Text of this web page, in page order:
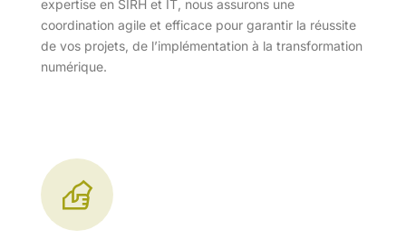
expertise en SIRH et IT, nous assurons une
coordination agile et efficace pour garantir la réussite
de vos projets, de l’implémentation à la transformation
numérique.